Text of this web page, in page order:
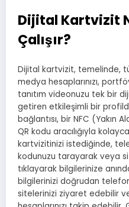
Dijital Kartvizit
Çalışır?
Dijital kartvizit, temelinde,
medya hesaplarınızı,
tanıtım videonuzu tek bir
getiren etkileşimli bir
bağlantısı, bir NFC (Yakın
QR kodu aracılığıyla
kartvizitinizi istediğinde,
kodunuzu tarayarak veya
tıklayarak bilgilerinize
bilgilerinizi doğrudan
sitelerinizi ziyaret edebilir